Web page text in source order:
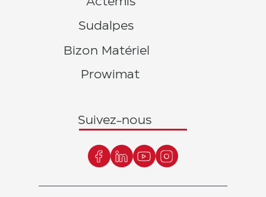
Suivez-nous
Prowimat
Bizon Matériel
Sudalpes